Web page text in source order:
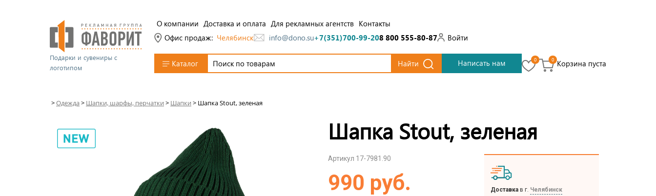
Подарки и сувениры с
логотипом
О компании Доставка и оплата Для рекламных агентств Контакты
Офис продаж: Челябинск info@dono.su+7(351)700-99-208 800 555-80-87 Войти
Каталог Найти Написать нам 0 0 Корзина пуста
>Одежда> Шапки, шарфы, перчатки > Шапки > Шапка Stout, зеленая
Шапка Stout, зеленая
Артикул 17-7981.90
990 руб. Доставка в г. Челябинск